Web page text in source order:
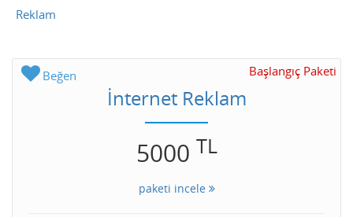
Reklam
Beğen Başlangıç Paketi
İnternet Reklam
5000 TL
paketi incele